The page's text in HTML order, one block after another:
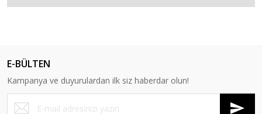
E-BÜLTEN
Kampanya ve duyurulardan ilk siz haberdar olun!